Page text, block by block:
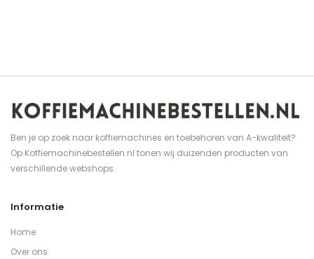
Ben je op zoek naar koffiemachines en toebehoren van A-kwaliteit?
Op Koffiemachinebestellen.nl tonen wij duizenden producten van
verschillende webshops.
Informatie
Home
Over ons